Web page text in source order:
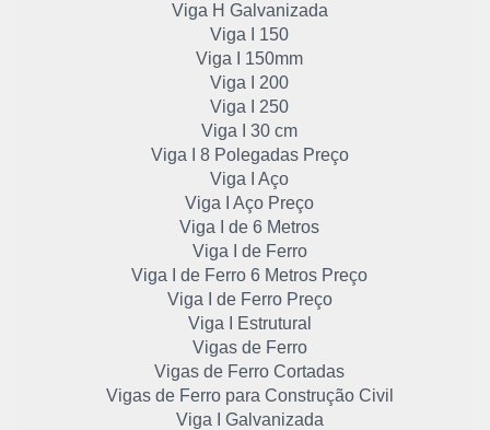
Viga H Galvanizada
Viga I 150
Viga I 150mm
Viga I 200
Viga I 250
Viga I 30 cm
Viga I 8 Polegadas Preço
Viga I Aço
Viga I Aço Preço
Viga I de 6 Metros
Viga I de Ferro
Viga I de Ferro 6 Metros Preço
Viga I de Ferro Preço
Viga I Estrutural
Vigas de Ferro
Vigas de Ferro Cortadas
Vigas de Ferro para Construção Civil
Viga I Galvanizada